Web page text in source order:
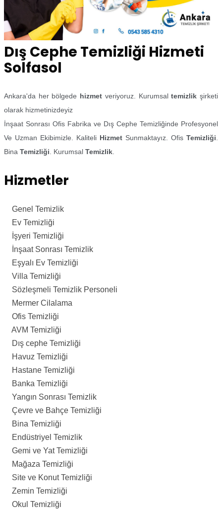
Dış Cephe Temizliği Hizmeti
Solfasol
Ankara'da her bölgede hizmet veriyoruz. Kurumsaltemizlik şirketi
olarak hizmetinizdeyiz
İnşaat Sonrası Ofis Fabrika ve Dış Cephe Temizliğinde Profesyonel
Ve Uzman Ekibimizle. Kaliteli Hizmet Sunmaktayız. Ofis Temizliği
Bina Temizliği . Kurumsal Temizlik
Hizmetler
Genel Temizlik
Ev Temizliği
İşyeri Temizliği
İnşaat Sonrası Temizlik
Eşyalı Ev Temizliği
Villa Temizliği
Sözleşmeli Temizlik Personeli
Mermer Cilalama
Ofis Temizliği
AVM Temizliği
Dış cephe Temizliği
Havuz Temizliği
Hastane Temizliği
Banka Temizliği
Yangın Sonrası Temizlik
Çevre ve Bahçe Temizliği
Bina Temizliği
Endüstriyel Temizlik
Gemi ve Yat Temizliği
Mağaza Temizliği
Site ve Konut Temizliği
Zemin Temizliği
Okul Temizliği